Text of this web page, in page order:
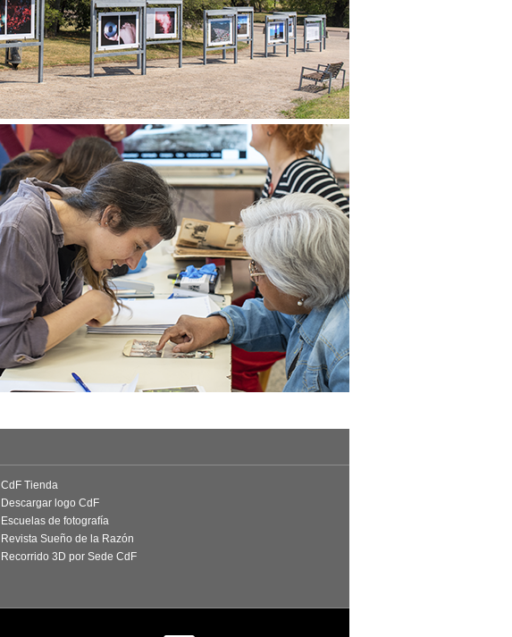
CdF Tienda
Descargar logo CdF
Escuelas de fotografía
Revista Sueño de la Razón
Recorrido 3D por Sede CdF